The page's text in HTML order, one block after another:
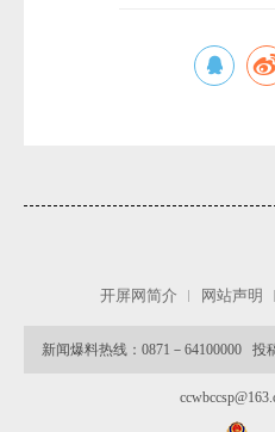
开屏网简介 网站声明
新闻爆料热线：0871－64100000 投